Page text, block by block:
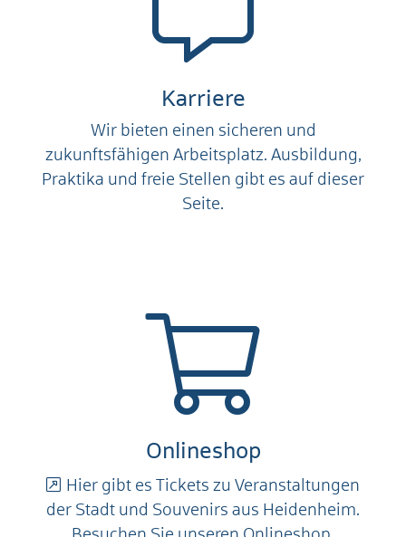
Karriere
Wir bieten einen sicheren und
zukunftsfähigen Arbeitsplatz. Ausbildung,
Praktika und freie Stellen gibt es auf dieser
Seite.
Onlineshop
Hier gibt es Tickets zu Veranstaltungen
der Stadt und Souvenirs aus Heidenheim.